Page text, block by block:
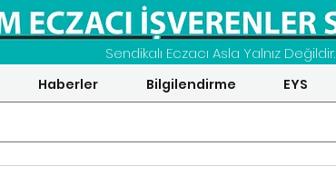
Sendikalı Eczacı Asla Yalnız Değildir.
Haberler Bilgilendirme EYS